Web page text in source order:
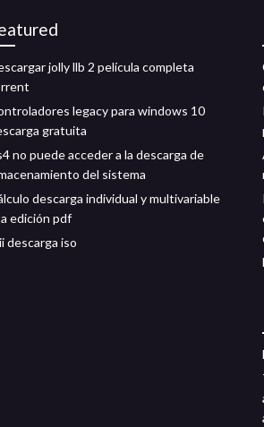
jolly llb 2 película completa
legacy para windows 10
gratuita
no puede acceder a la descarga de
del sistema
descarga individual y multivariable
edición pdf
descarga iso